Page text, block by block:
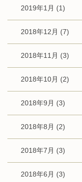
2019年1月 (1)
2018年12月 (7)
2018年11月 (3)
2018年10月 (2)
2018年9月 (3)
2018年8月 (2)
2018年7月 (3)
2018年6月 (3)